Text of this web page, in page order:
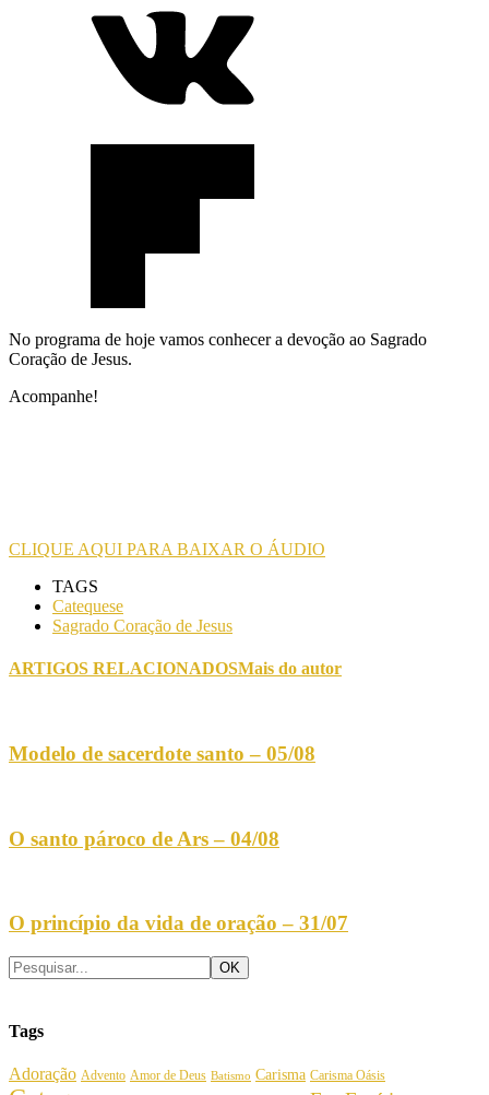
No programa de hoje vamos conhecer a devoção ao Sagrado
Coração de Jesus.
Acompanhe!
CLIQUE AQUI PARA BAIXAR O ÁUDIO
TAGS
Catequese
Sagrado Coração de Jesus
ARTIGOS RELACIONADOSMais do autor
Modelo de sacerdote santo – 05/08
O santo pároco de Ars – 04/08
O princípio da vida de oração – 31/07
Tags
Adoração Advento Amor de Deus Batismo Carisma Carisma Oásis